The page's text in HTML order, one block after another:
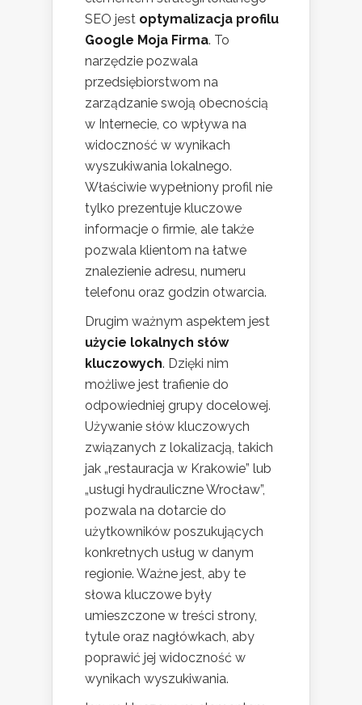
SEO jest optymalizacja profilu
Google Moja Firma. To
narzędzie pozwala
przedsiębiorstwom na
zarządzanie swoją obecnością
w Internecie, co wpływa na
widoczność w wynikach
wyszukiwania lokalnego.
Właściwie wypełniony profil nie
tylko prezentuje kluczowe
informacje o firmie, ale także
pozwala klientom na łatwe
znalezienie adresu, numeru
telefonu oraz godzin otwarcia.
Drugim ważnym aspektem jest
użycie lokalnych słów
kluczowych. Dzięki nim
możliwe jest trafienie do
odpowiedniej grupy docelowej.
Używanie słów kluczowych
związanych z lokalizacją, takich
jak „restauracja w Krakowie” lub
„usługi hydrauliczne Wrocław”,
pozwala na dotarcie do
użytkowników poszukujących
konkretnych usług w danym
regionie. Ważne jest, aby te
słowa kluczowe były
umieszczone w treści strony,
tytule oraz nagłówkach, aby
poprawić jej widoczność w
wynikach wyszukiwania.